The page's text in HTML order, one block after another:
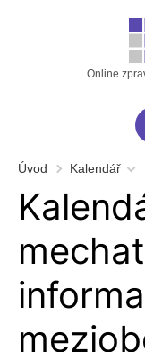
Online
Úvod Kalendář